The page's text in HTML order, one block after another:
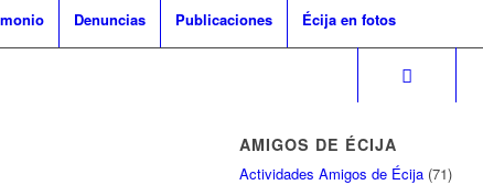
Denuncias Publicaciones Écija en fotos
AMIGOS DE ÉCIJA
Actividades Amigos de Écija (71)